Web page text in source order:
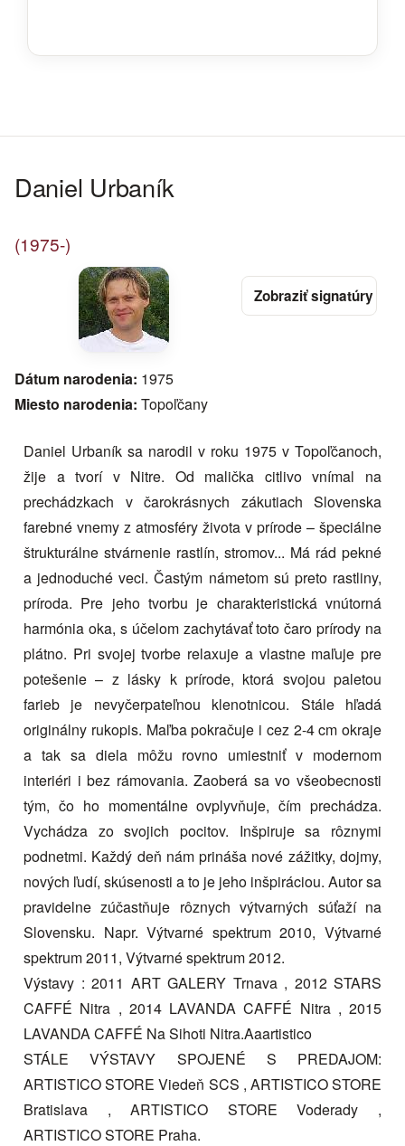
Daniel Urbaník
(1975-)
Dátum narodenia: 1975
Miesto narodenia: Topoľčany
Daniel Urbaník sa narodil v roku 1975 v Topoľčanoch,
žije a tvorí v Nitre. Od malička citlivo vnímal na
prechádzkach v čarokrásnych zákutiach Slovenska
farebné vnemy z atmosféry života v prírode – špeciálne
štrukturálne stvárnenie rastlín, stromov... Má rád pekné
a jednoduché veci. Častým námetom sú preto rastliny,
príroda. Pre jeho tvorbu je charakteristická vnútorná
harmónia oka, s účelom zachytávať toto čaro prírody na
plátno. Pri svojej tvorbe relaxuje a vlastne maľuje pre
potešenie – z lásky k prírode, ktorá svojou paletou
farieb je nevyčerpateľnou klenotnicou. Stále hľadá
originálny rukopis. Maľba pokračuje i cez 2-4 cm okraje
a tak sa diela môžu rovno umiestniť v modernom
interiéri i bez rámovania. Zaoberá sa vo všeobecnosti
tým, čo ho momentálne ovplyvňuje, čím prechádza.
Vychádza zo svojich pocitov. Inšpiruje sa rôznymi
podnetmi. Každý deň nám prináša nové zážitky, dojmy,
nových ľudí, skúsenosti a to je jeho inšpiráciou. Autor sa
pravidelne zúčastňuje rôznych výtvarných súťaží na
Slovensku. Napr. Výtvarné spektrum 2010, Výtvarné
spektrum 2011, Výtvarné spektrum 2012.
Výstavy : 2011 ART GALERY Trnava , 2012 STARS
CAFFÉ Nitra , 2014 LAVANDA CAFFÉ Nitra , 2015
LAVANDA CAFFÉ Na Sihoti Nitra.Aaartistico
STÁLE VÝSTAVY SPOJENÉ S PREDAJOM:
ARTISTICO STORE Viedeň SCS , ARTISTICO STORE
Bratislava , ARTISTICO STORE Voderady ,
ARTISTICO STORE Praha.